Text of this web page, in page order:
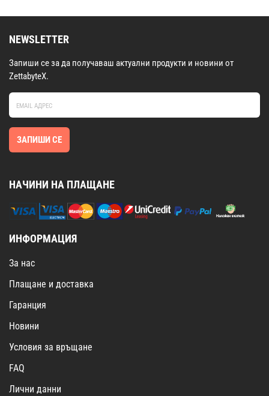
NEWSLETTER
Запиши се за да получаваш актуални продукти и новини от
ZettabyteX.
ЗАПИШИ СЕ
НАЧИНИ НА ПЛАЩАНЕ
ИНФОРМАЦИЯ
За нас
Плащане и доставка
Гаранция
Новини
Условия за връщане
FAQ
Лични данни